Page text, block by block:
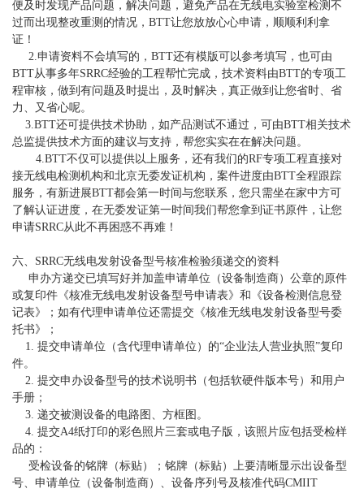
便及时发现产品问题，解决问题，避免产品在无线电实验室检测不
过而出现整改重测的情况， BTT让您放放心心申请，顺顺利利拿
证！
2.申请资料不会填写的， BTT还有模版可以参考填写，也可由
BTT从事多年SRRC经验的工程帮忙完成，技术资料由BTT的专项工
程审核，做到有问题及时提出，及时解决，真正做到让您省时、省
力、又省心呢。
3.BTT还可提供技术协助，如产品测试不通过，可由BTT相关技术
总监提供技术方面的建议与支持，帮您实实在在解决问题。
4.BTT不仅可以提供以上服务，还有我们的RF专项工程直接对
接无线电检测机构和北京无委发证机构，案件进度由BTT全程跟踪
服务，有新进展BTT都会第一时间与您联系，您只需坐在家中方可
了解认证进度，在无委发证第一时间我们帮您拿到证书原件，让您
申请SRRC从此不再困惑不再难！
六、 SRRC无线电发射设备型号核准检验须递交的资料
申办方递交已填写好并加盖申请单位（设备制造商）公章的原件
或复印件《核准无线电发射设备型号申请表》和《设备检测信息登
记表》；如有代理申请单位还需提交《核准无线电发射设备型号委
托书》；
1. 提交申请单位（含代理申请单位）的“企业法人营业执照”复印
件。
2. 提交申办设备型号的技术说明书（包括软硬件版本号）和用户
手册；
3. 递交被测设备的电路图、方框图。
4. 提交A4纸打印的彩色照片三套或电子版，该照片应包括受检样
品的：
受检设备的铭牌（标贴）；铭牌（标贴）上要清晰显示出设备型
号、申请单位（设备制造商）、设备序列号及核准代码CMIIT